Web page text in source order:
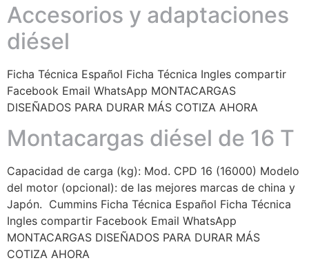
Accesorios y adaptaciones
diésel
Ficha Técnica Español Ficha Técnica Ingles compartir
Facebook Email WhatsApp MONTACARGAS
DISEÑADOS PARA DURAR MÁS COTIZA AHORA
Montacargas diésel de 16 T
Capacidad de carga (kg): Mod. CPD 16 (16000) Modelo
del motor (opcional): de las mejores marcas de china y
Japón. Cummins Ficha Técnica Español Ficha Técnica
Ingles compartir Facebook Email WhatsApp
MONTACARGAS DISEÑADOS PARA DURAR MÁS
COTIZA AHORA